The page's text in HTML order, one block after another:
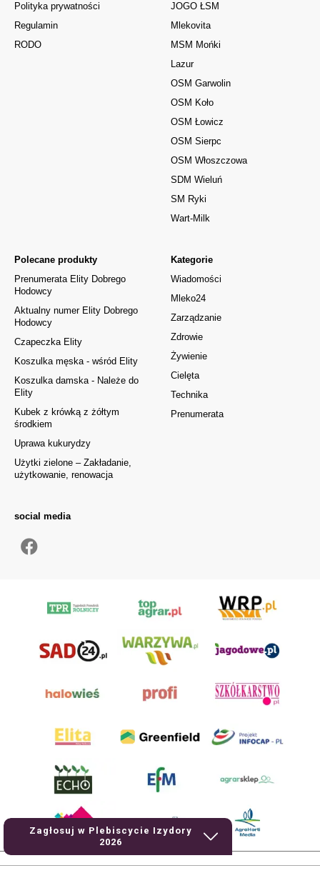
Zagłosuj w Plebiscycie Izydory
2026
Polityka prywatności
Regulamin
RODO
Kategorie
Wiadomości
Mleko24
Zarządzanie
Zdrowie
Żywienie
Cielęta
Technika
Prenumerata
Polecane produkty
Prenumerata Elity Dobrego
Hodowcy
Aktualny numer Elity Dobrego
Hodowcy
Czapeczka Elity
Koszulka męska - wśród Elity
Koszulka damska - Należe do
Elity
Kubek z krówką z żółtym
środkiem
Uprawa kukurydzy
Użytki zielone – Zakładanie,
użytkowanie, renowacja
JOGO ŁSM
Mlekovita
MSM Mońki
Lazur
OSM Garwolin
OSM Koło
OSM Łowicz
OSM Sierpc
OSM Włoszczowa
SDM Wieluń
SM Ryki
Wart-Milk
social media